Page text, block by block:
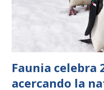
Faunia celebra
acercando la